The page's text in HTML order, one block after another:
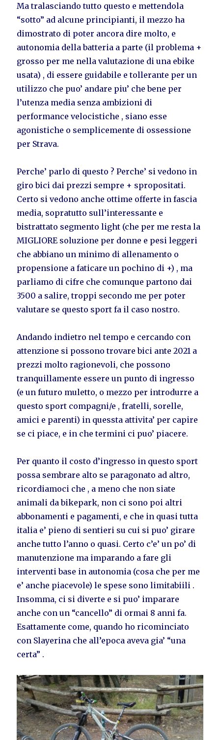
Ma tralasciando tutto questo e mettendola
“sotto” ad alcune principianti, il mezzo ha
dimostrato di poter ancora dire molto, e
autonomia della batteria a parte (il problema +
grosso per me nella valutazione di una ebike
usata) , di essere guidabile e tollerante per un
utilizzo che puo’ andare piu’ che bene per
l’utenza media senza ambizioni di
performance velocistiche , siano esse
agonistiche o semplicemente di ossessione
per Strava.
Perche’ parlo di questo ? Perche’ si vedono in
giro bici dai prezzi sempre + spropositati.
Certo si vedono anche ottime offerte in fascia
media, sopratutto sull’interessante e
bistrattato segmento light (che per me resta la
MIGLIORE soluzione per donne e pesi leggeri
che abbiano un minimo di allenamento o
propensione a faticare un pochino di +) , ma
parliamo di cifre che comunque partono dai
3500 a salire, troppi secondo me per poter
valutare se questo sport fa il caso nostro.
Andando indietro nel tempo e cercando con
attenzione si possono trovare bici ante 2021 a
prezzi molto ragionevoli, che possono
tranquillamente essere un punto di ingresso
(e un futuro muletto, o mezzo per introdurre a
questo sport compagni/e , fratelli, sorelle,
amici e parenti) in quessta attivita’ per capire
se ci piace, e in che termini ci puo’ piacere.
Per quanto il costo d’ingresso in questo sport
possa sembrare alto se paragonato ad altro,
ricordiamoci che , a meno che non siate
animali da bikepark, non ci sono poi altri
abbonamenti e pagamenti, e che in quasi tutta
italia e’ pieno di sentieri su cui si puo’ girare
anche tutto l’anno o quasi. Certo c’e’ un po’ di
manutenzione ma imparando a fare gli
interventi base in autonomia (cosa che per me
e’ anche piacevole) le spese sono limitabiili .
Insomma, ci si diverte e si puo’ imparare
anche con un “cancello” di ormai 8 anni fa.
Esattamente come, quando ho ricominciato
con Slayerina che all’epoca aveva gia’ “una
certa” .